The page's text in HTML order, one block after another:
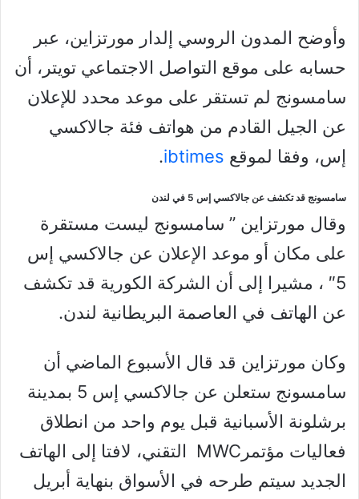
وأوضح المدون الروسي إلدار مورتزاين، عبر
حسابه على موقع التواصل الاجتماعي تويتر، أن
سامسونج لم تستقر على موعد محدد للإعلان
عن الجيل القادم من هواتف فئة جالاكسي
إس، وفقا لموقع ibtimes
.
سامسونج قد تكشف عن جالاكسي إس 5 في لندن
وقال مورتزاين ” سامسونج ليست مستقرة
على مكان أو موعد الإعلان عن جالاكسي إس
5″ ، مشيرا إلى أن الشركة الكورية قد تكشف
عن الهاتف في العاصمة البريطانية لندن.
وكان مورتزاين قد قال الأسبوع الماضي أن
سامسونج ستعلن عن جالاكسي إس 5 بمدينة
برشلونة الأسبانية قبل يوم واحد من انطلاق
فعاليات مؤتمرMWC التقني، لافتا إلى الهاتف
الجديد سيتم طرحه في الأسواق بنهاية أبريل